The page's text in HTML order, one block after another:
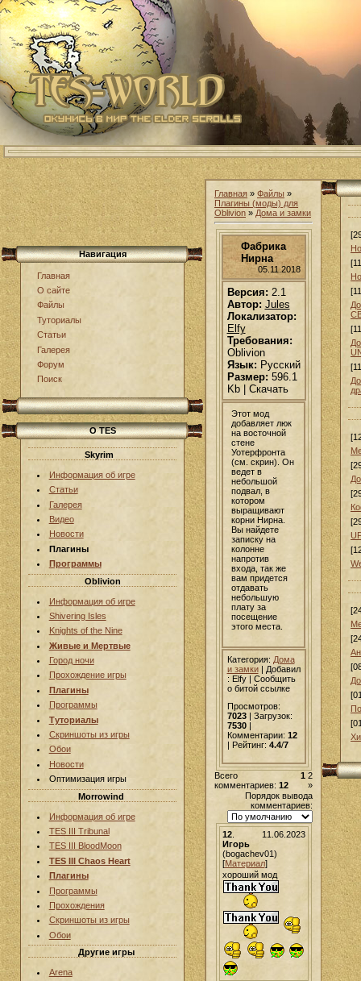
Навигация
Главная
О сайте
Файлы
Туториалы
Статьи
Галерея
Форум
Поиск
О TES
Skyrim
Информация об игре
Статьи
Галерея
Видео
Новости
Плагины
Программы
Oblivion
Информация об игре
Shivering Isles
Knights of the Nine
Живые и Мертвые
Город ночи
Прохождение игры
Плагины
Программы
Туториалы
Скриншоты из игры
Обои
Новости
Оптимизация игры
Morrowind
Информация об игре
TES III Tribunal
TES III BloodMoon
TES III Chaos Heart
Плагины
Программы
Прохождения
Скриншоты из игры
Обои
Другие игры
Arena
Главная » Файлы »
Плагины (моды) для
Oblivion » Дома и замки
Фабрика
Нирна
05.11.2018
Версия: 2.1
Автор: Jules
Локализатор:
Elfy
Требования:
Oblivion
Язык: Русский
Размер:596.1
Kb | Скачать
Этот мод
добавляет люк
на восточной
стене
Уотерфронта
(см. скрин). Он
ведет в
небольшой
подвал, в
котором
выращивают
корни Нирна.
Вы найдете
записку на
колонне
напротив
входа, так же
вам придется
отдавать
небольшую
плату за
посещение
этого места.
Категория: Дома
и замки| Добавил
: Elfy | Сообщить
о битой ссылке
Просмотров:
7023| Загрузок:
7530|
Комментарии: 12
| Рейтинг: 4.4/7
Всего
комментариев: 12
1 2
»
Порядок вывода
комментариев:
11.06.2023
12.
Игорь
(bogachev01)
[Материал]
хороший мод